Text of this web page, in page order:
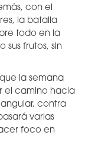
con el
la batalla
todo en la
sus frutos, sin
la semana
el camino hacia
contra
varias
foco en